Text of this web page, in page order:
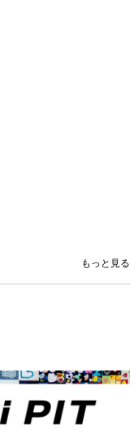
もっと見る